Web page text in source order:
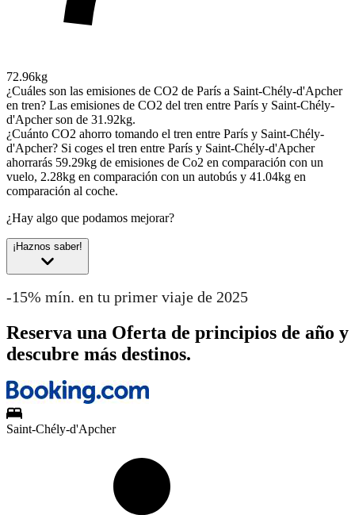
72.96kg
¿Cuáles son las emisiones de CO2 de París a Saint-Chély-d'Apcher
en tren? Las emisiones de CO2 del tren entre París y Saint-Chély-
d'Apcher son de 31.92kg.
¿Cuánto CO2 ahorro tomando el tren entre París y Saint-Chély-
d'Apcher? Si coges el tren entre París y Saint-Chély-d'Apcher
ahorrarás 59.29kg de emisiones de Co2 en comparación con un
vuelo, 2.28kg en comparación con un autobús y 41.04kg en
comparación al coche.
¿Hay algo que podamos mejorar?
¡Haznos saber!
-15% mín. en tu primer viaje de 2025
Reserva una Oferta de principios de año y
descubre más destinos.
Saint-Chély-d'Apcher